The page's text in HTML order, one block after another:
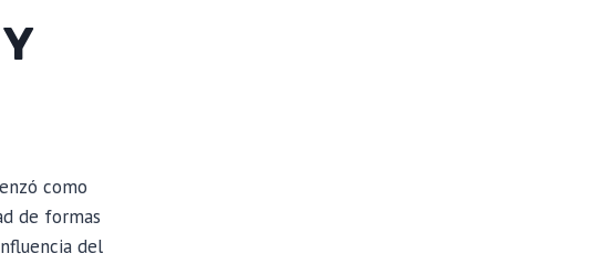
como
de formas
del